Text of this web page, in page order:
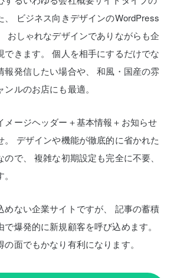
ビジネス向きデザインのWordPress
おしゃれなデザインでありながらも企
きます。
個人を相手にするだけでな
発信したい場合や、
和風・国産の雰
ルのお店にも最適。
メージヘッダー＋基本情報＋お知らせ
デザインや機能が徹底的に省かれた
で、
複雑な初期設定も完全に不要、
ない企業サイトですが、
記事の蓄積
爆発的に新規顧客を呼び込めます。
面でもかなり有利になります。